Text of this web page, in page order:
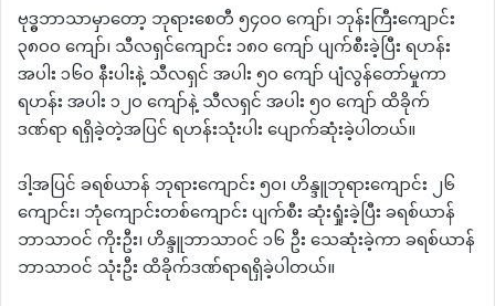
ဗုဒ္ဓဘာသာမှာတော့ ဘုရားစေတီ ၅၄၀၀ ကျော်၊ ဘုန်းကြီးကျောင်း
၃၈၀၀ ကျော်၊ သီလရှင်ကျောင်း ၁၈၀ ကျော် ပျက်စီးခဲ့ပြီး ရဟန်း
အပါး ၁၆၀ နီးပါးနဲ့ သီလရှင် အပါး ၅၀ ကျော် ပျံလွန်တော်မှုကာ
ရဟန်း အပါး ၁၂၀ ကျော်နဲ့ သီလရှင် အပါး ၅၀ ကျော် ထိခိုက်
ဒဏ်ရာ ရရှိခဲ့တဲ့အပြင် ရဟန်းသုံးပါး ပျောက်ဆုံးခဲ့ပါတယ်။
ဒါ့အပြင် ခရစ်ယာန် ဘုရားကျောင်း ၅၀၊ ဟိန္ဒူဘုရားကျောင်း ၂၆
ကျောင်း၊ ဘုံကျောင်းတစ်ကျောင်း ပျက်စီး ဆုံးရှုံးခဲ့ပြီး ခရစ်ယာန်
ဘာသာဝင် ကိုးဦး၊ ဟိန္ဒူဘာသာဝင် ၁၆ ဦး သေဆုံးခဲ့ကာ ခရစ်ယာန်
ဘာသာဝင် သုံးဦး ထိခိုက်ဒဏ်ရာရရှိခဲ့ပါတယ်။